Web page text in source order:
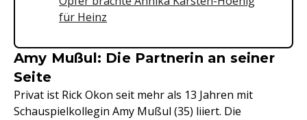
für Heinz
Amy Mußul: Die Partnerin an seiner
Seite
Privat ist Rick Okon seit mehr als 13 Jahren mit
Schauspielkollegin Amy Mußul (35) liiert. Die